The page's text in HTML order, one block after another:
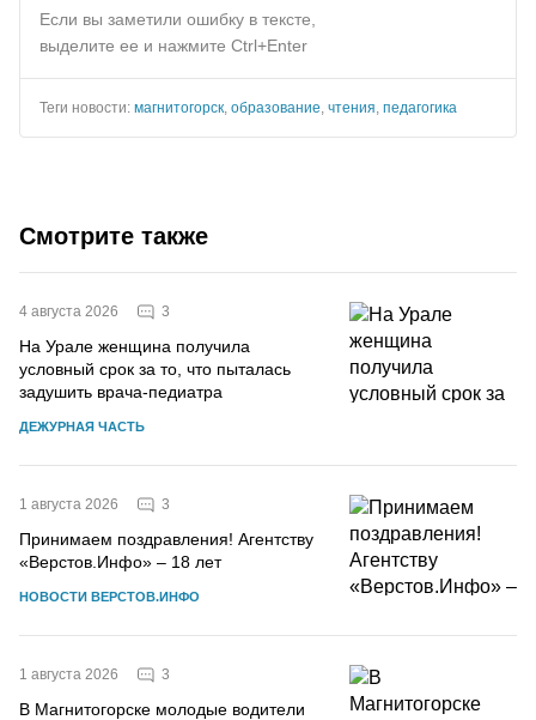
Если вы заметили ошибку в тексте,
выделите ее и нажмите Ctrl+Enter
Теги новости: магнитогорск, образование, чтения, педагогика
Смотрите также
4 августа 2026 3
На Урале женщина получила
условный срок за то, что пыталась
задушить врача-педиатра
ДЕЖУРНАЯ ЧАСТЬ
1 августа 2026 3
Принимаем поздравления! Агентству
«Верстов.Инфо» – 18 лет
НОВОСТИ ВЕРСТОВ.ИНФО
1 августа 2026 3
В Магнитогорске молодые водители